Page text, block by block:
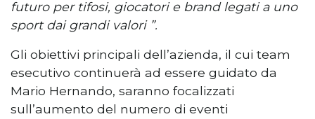
futuro per tifosi, giocatori e brand legati a uno
sport dai grandi valori ”.
Gli obiettivi principali dell’azienda, il cui team
esecutivo continuerà ad essere guidato da
Mario Hernando, saranno focalizzati
sull’aumento del numero di eventi